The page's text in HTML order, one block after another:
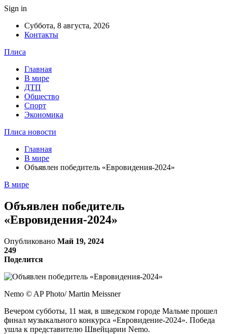
Sign in
Суббота, 8 августа, 2026
Контакты
Плиса
Главная
В мире
ДТП
Общество
Спорт
Экономика
Плиса новости
Главная
В мире
Объявлен победитель «Евровидения-2024»
В мире
Объявлен победитель
«Евровидения-2024»
Опубликовано Май 19, 2024
249
Поделится
Nemo © AP Photo/ Martin Meissner
Вечером субботы, 11 мая, в шведском городе Мальме прошел
финал музыкального конкурса «Евровидение-2024». Победа
ушла к представителю Швейцарии Nemo.